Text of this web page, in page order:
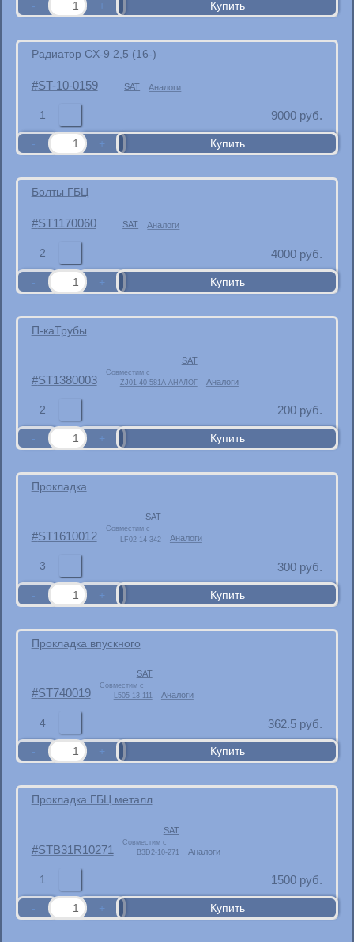
Радиатор CX-9 2,5 (16-)
ST-10-0159 SAT Аналоги
1 9000 руб.
Болты ГБЦ
ST1170060 SAT Аналоги
2 4000 руб.
П-каТрубы
ST1380003
SAT
Совместим с
ZJ01-40-581A АНАЛОГ
Аналоги
2 200 руб.
Прокладка
ST1610012
SAT
Совместим с
LF02-14-342
Аналоги
3 300 руб.
Прокладка впускного
ST740019
SAT
Совместим с
L505-13-111
Аналоги
4 362.5 руб.
Прокладка ГБЦ металл
STB31R10271
SAT
Совместим с
B3D2-10-271
Аналоги
1 1500 руб.